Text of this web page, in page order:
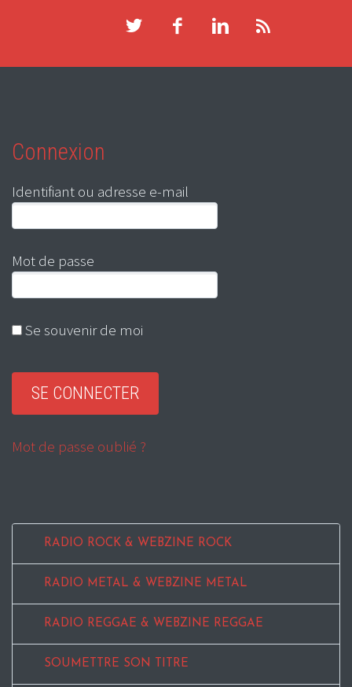
Connexion
Identifiant ou adresse e-mail
Mot de passe
Se souvenir de moi
Mot de passe oublié ?
RADIO ROCK & WEBZINE ROCK
RADIO METAL & WEBZINE METAL
RADIO REGGAE & WEBZINE REGGAE
SOUMETTRE SON TITRE